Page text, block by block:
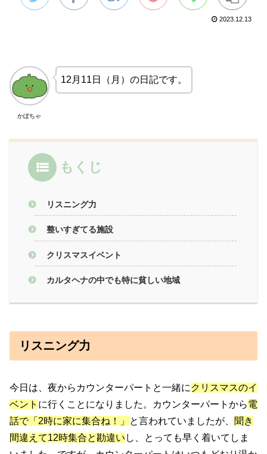
2023.12.13
かぼちゃ
12月11日（月）の日記です。
もくじ
リスニング力
整いすぎてる施設
クリスマスイベント
カルタヘナの中でも特に貧しい地域
リスニング力
今日は、夜からカウンターパートと一緒に クリスマスのイ
ベント に行くことになりました。カウンターパートから電
話で「2時に家に集合ね！」
と言われていましたが、 聞き
間違えて12時集合と勘違い し、とっても早く着いてしま